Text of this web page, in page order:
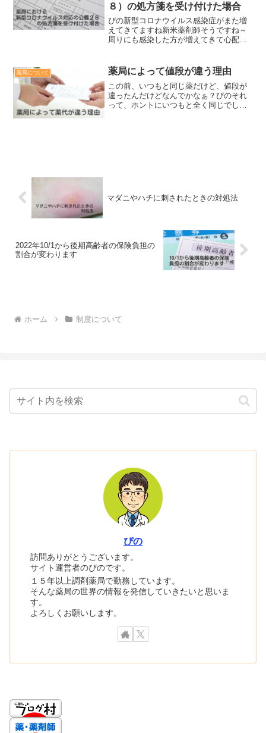
８）の処方箋を受け付けた場合
ぴの新型コロナウイルス感染症がまた増
えてきてますね新米薬剤師そうですね～
周りにも感染した方が増えてきて心配で
みたいですね新米薬剤師処方箋が出た場
合はどうやって対応すれば...
薬局について 薬局によって値段が違う理由
この前、いつもと同じ薬だけど、値段が
違ったんだけどなんでかなぁ？ぴのそれ
って、ホントにいつもと全く同じでした
マダニやハチに刺されたときの対処法
2022年10/1から後期高齢者の保険負担の
割合が変わります
ホーム 制度について
ぴの
訪問ありがとうございます。
サイト運営者のぴのです。
１５年以上調剤薬局で勤務しています。
そんな薬局の世界の情報を発信していきたいと思いま
す。
よろしくお願いします。